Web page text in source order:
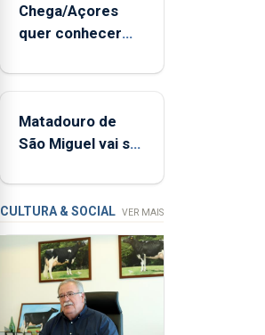
uma
harpa,
permitindo
reforçar
condições
de
ensino
instituição
Chega/Açores
quer conhecer
controlar a dívida
Matadouro de
São Miguel vai ser
requalificação
CULTURA & SOCIAL VER MAIS